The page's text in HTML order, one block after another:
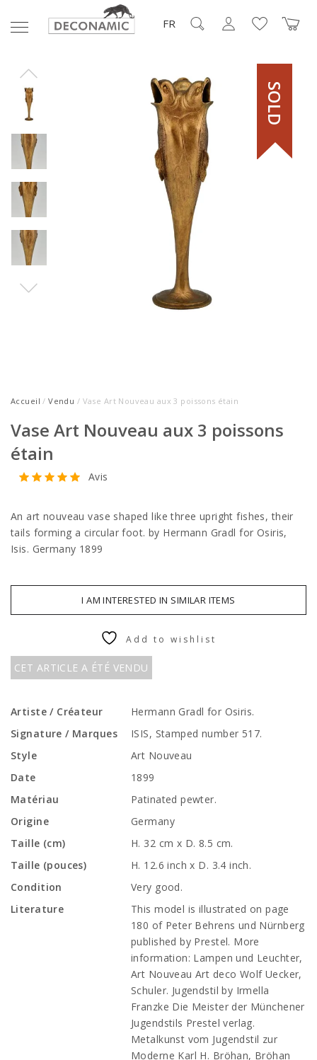
FR
SOLD
Accueil /Vendu / Vase Art Nouveau aux 3 poissons étain
Vase Art Nouveau aux 3 poissons
étain
Avis
An art nouveau vase shaped like three upright fishes, their
tails forming a circular foot. by Hermann Gradl for Osiris,
Isis. Germany 1899
I AM INTERESTED IN SIMILAR ITEMS
CET ARTICLE A ÉTÉ VENDU
Add to wishlist
Artiste / Créateur
Hermann Gradl for Osiris.
Signature / Marques
ISIS, Stamped number 517.
Style
Art Nouveau
Date
1899
Matériau
Patinated pewter.
Origine
Germany
Taille (cm)
H. 32 cm x D. 8.5 cm.
Taille (pouces)
H. 12.6 inch x D. 3.4 inch.
Condition
Very good.
Literature
This model is illustrated on page
180 of Peter Behrens und Nürnberg
published by Prestel. More
information: Lampen und Leuchter,
Art Nouveau Art deco Wolf Uecker,
Schuler. Jugendstil by Irmella
Franzke Die Meister der Münchener
Jugendstils Prestel verlag.
Metalkunst vom Jugendstil zur
Moderne Karl H. Bröhan, Bröhan